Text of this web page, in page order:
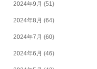
2024年9月 (51)
2024年8月 (64)
2024年7月 (60)
2024年6月 (46)